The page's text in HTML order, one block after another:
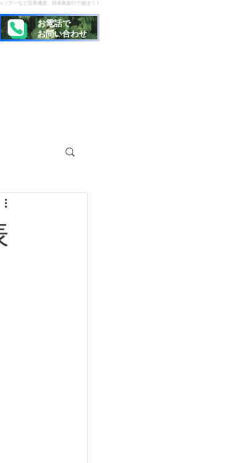
アーなど世界遺産、西表島旅行で遊ぼう！
お電話で
お問い合わせ